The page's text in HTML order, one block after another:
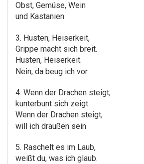
Obst, Gemüse, Wein
und Kastanien
3. Husten, Heiserkeit,
Grippe macht sich breit.
Husten, Heiserkeit.
Nein, da beug ich vor
4. Wenn der Drachen steigt,
kunterbunt sich zeigt.
Wenn der Drachen steigt,
will ich draußen sein
5. Raschelt es im Laub,
weißt du, was ich glaub.